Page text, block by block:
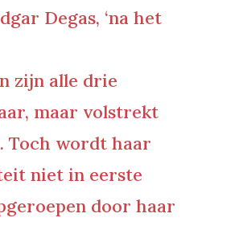
Degas, ‘na het
zijn alle drie
maar volstrekt
Toch wordt haar
niet in eerste
door haar